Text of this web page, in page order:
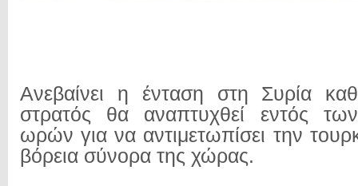
Ανεβαίνει η ένταση στη Συρία
στρατός θα αναπτυχθεί εντός
ωρών για να αντιμετωπίσει την
βόρεια σύνορα της χώρας.